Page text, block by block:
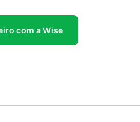
com a Wise